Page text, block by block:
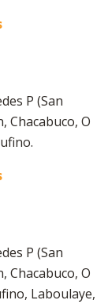
P (San
Chacabuco, O
P (San
Chacabuco, O
Laboulaye,